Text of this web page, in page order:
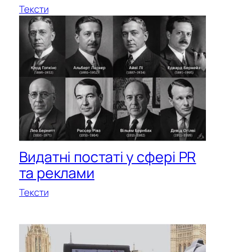
Тексти
Видатні постаті у сфері PR
та реклами
Тексти